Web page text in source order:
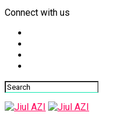
Connect with us